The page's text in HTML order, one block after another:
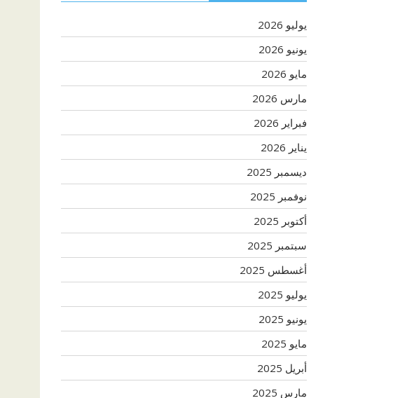
يوليو 2026
يونيو 2026
مايو 2026
مارس 2026
فبراير 2026
يناير 2026
ديسمبر 2025
نوفمبر 2025
أكتوبر 2025
سبتمبر 2025
أغسطس 2025
يوليو 2025
يونيو 2025
مايو 2025
أبريل 2025
مارس 2025